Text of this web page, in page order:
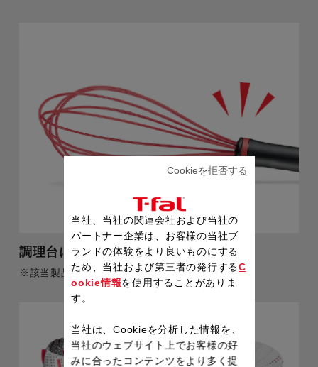
調理台につかないスタンド付きで清潔
※該当製品：ウィスク
当社、当社の関連会社および当社の
パートナー企業は、お客様の当社ブ
ランドの体験をより良いものにする
ため、当社および第三者の発行するC
ookie情報を使用することがありま
す。
当社は、Cookieを分析した情報を、
当社のウェブサイト上でお客様の好
みに合ったコンテンツをより多く提
Cookieを拒否する